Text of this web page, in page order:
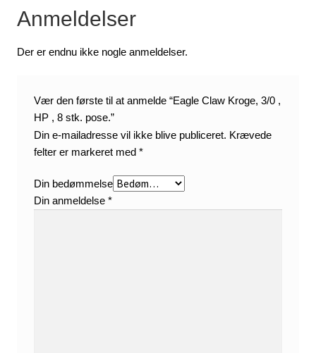
Anmeldelser
Der er endnu ikke nogle anmeldelser.
Vær den første til at anmelde “Eagle Claw Kroge, 3/0 ,
HP , 8 stk. pose.”
Din e-mailadresse vil ikke blive publiceret. Krævede
felter er markeret med*
Din bedømmelse
Din anmeldelse*